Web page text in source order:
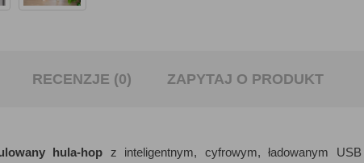
RECENZJE (0) ZAPYTAJ O PRODUKT
hula-hop z inteligentnym, cyfrowym, ładowanym